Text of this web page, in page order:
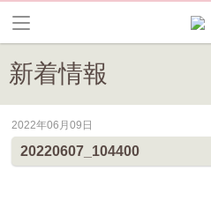
新着情報
皆野町のイベントやお祭り、花情
2022年06月09日
20220607_104400